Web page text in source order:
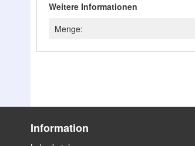
Weitere Informationen
Menge:
Information